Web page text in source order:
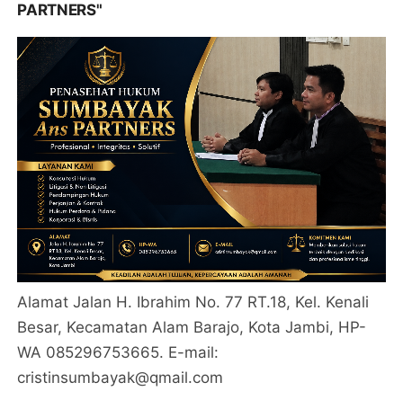
PARTNERS"
Alamat Jalan H. Ibrahim No. 77 RT.18, Kel. Kenali
Besar, Kecamatan Alam Barajo, Kota Jambi, HP-
WA 085296753665. E-mail:
cristinsumbayak@qmail.com